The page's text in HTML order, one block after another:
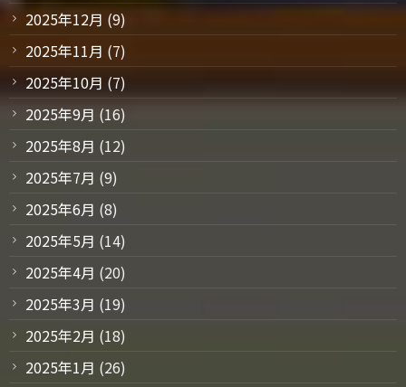
2025年12月 (9)
2025年11月 (7)
2025年10月 (7)
2025年9月 (16)
2025年8月 (12)
2025年7月 (9)
2025年6月 (8)
2025年5月 (14)
2025年4月 (20)
2025年3月 (19)
2025年2月 (18)
2025年1月 (26)